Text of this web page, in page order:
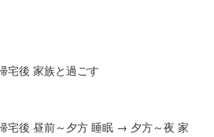
後 家族と過ごす
宅後 昼前～夕方 睡眠 → 夕方～夜 家
→ 帰宅後 趣味の時間 → 睡眠